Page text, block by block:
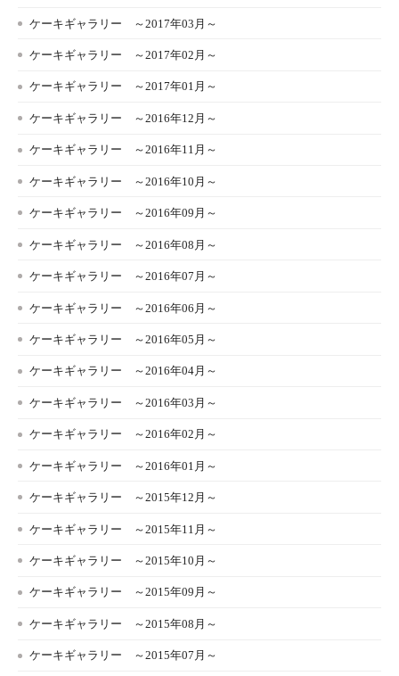
ケーキギャラリー ～2017年03月～
ケーキギャラリー ～2017年02月～
ケーキギャラリー ～2017年01月～
ケーキギャラリー ～2016年12月～
ケーキギャラリー ～2016年11月～
ケーキギャラリー ～2016年10月～
ケーキギャラリー ～2016年09月～
ケーキギャラリー ～2016年08月～
ケーキギャラリー ～2016年07月～
ケーキギャラリー ～2016年06月～
ケーキギャラリー ～2016年05月～
ケーキギャラリー ～2016年04月～
ケーキギャラリー ～2016年03月～
ケーキギャラリー ～2016年02月～
ケーキギャラリー ～2016年01月～
ケーキギャラリー ～2015年12月～
ケーキギャラリー ～2015年11月～
ケーキギャラリー ～2015年10月～
ケーキギャラリー ～2015年09月～
ケーキギャラリー ～2015年08月～
ケーキギャラリー ～2015年07月～